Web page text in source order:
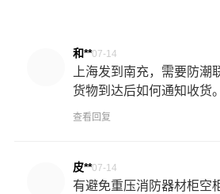
和**07-14
上海发到南充，需要防潮
货物到达后如何通知收货。
查看回复
皮**07-14
有避免重压消防器材柜空